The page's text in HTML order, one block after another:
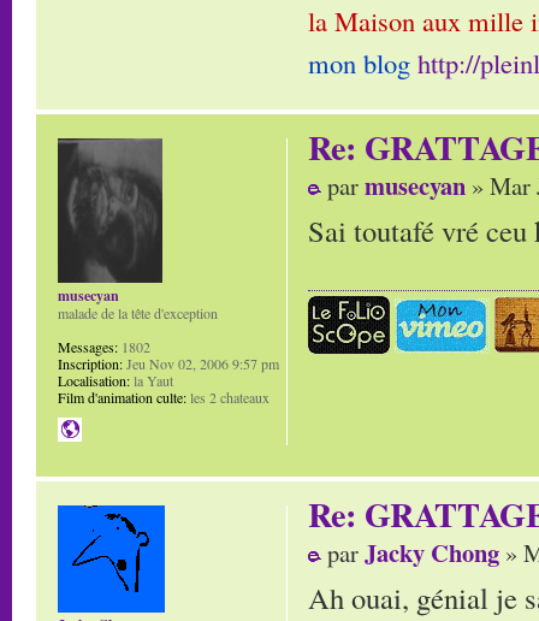
la Maison aux mille
mon blog http://
Re:
parmusecyan » Mar
Sai toutafé vré
musecyan
malade de la tête d'exception
Messages: 1802
Inscription:Jeu Nov 02, 2006 9:57 pm
Localisation:la Yaut
Film d'animation culte:les 2 chateaux
Re:
parJacky Chong »
Ah ouai, génial je